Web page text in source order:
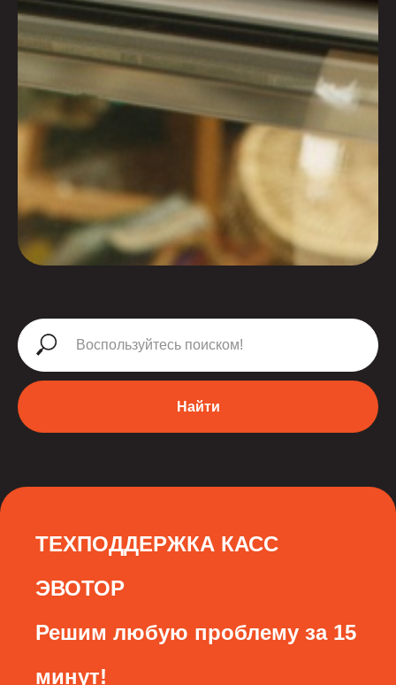
Найти
ТЕХПОДДЕРЖКА КАСС
ЭВОТОР
Решим любую проблему за 15
минут!